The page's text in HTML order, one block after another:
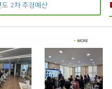
2차 추경예산